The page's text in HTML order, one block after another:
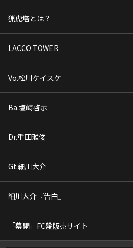
猟虎塔とは？
LACCO TOWER
Vo.松川ケイスケ
Ba.塩﨑啓示
Dr.重田雅俊
Gt.細川大介
細川大介『告白』
「幕開」FC盤販売サイト